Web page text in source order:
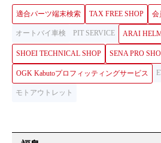
適合パーツ端末検索 TAX FREE SHOP 会
オートバイ車検 PIT SERVICE ARAI
SHOEI TECHNICAL SHOP SENA PRO
OGK Kabutoプロフィッティングサービス
モトアウトレット